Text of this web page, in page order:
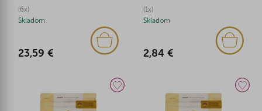
(6x)
Skladom
23,59 €
(1x)
Skladom
2,84 €